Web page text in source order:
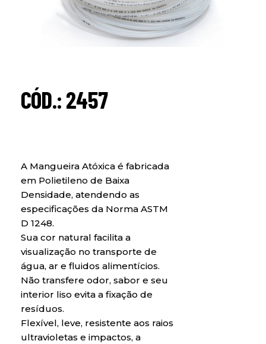
CÓD.: 2457
A Mangueira Atóxica é fabricada
em Polietileno de Baixa
Densidade, atendendo as
especificações da Norma ASTM
D 1248.
Sua cor natural facilita a
visualização no transporte de
água, ar e fluidos alimentícios.
Não transfere odor, sabor e seu
interior liso evita a fixação de
resíduos.
Flexível, leve, resistente aos raios
ultravioletas e impactos, a